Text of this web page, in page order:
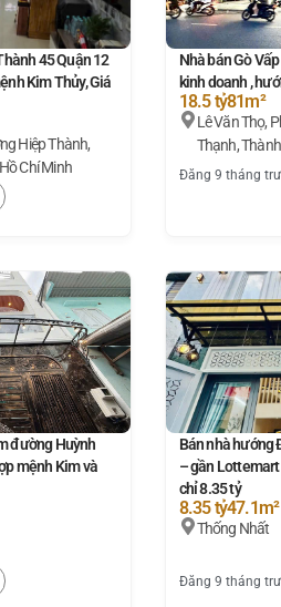
45 Quận 12
Kim Thủy, Giá
Hiệp Thành,
Chí Minh
Nhà bán Gò
kinh doanh ,
18.5 tỷ81m²
Lê Văn Thọ, Phường 11, Quận Bình
Thạnh,
Đăng 9 tháng
đường Huỳnh
mệnh Kim và
Bán nhà hướng
– gần
chỉ 8.35 tỷ
8.35 tỷ47.1m²
Thống Nhất
Đăng 9 tháng